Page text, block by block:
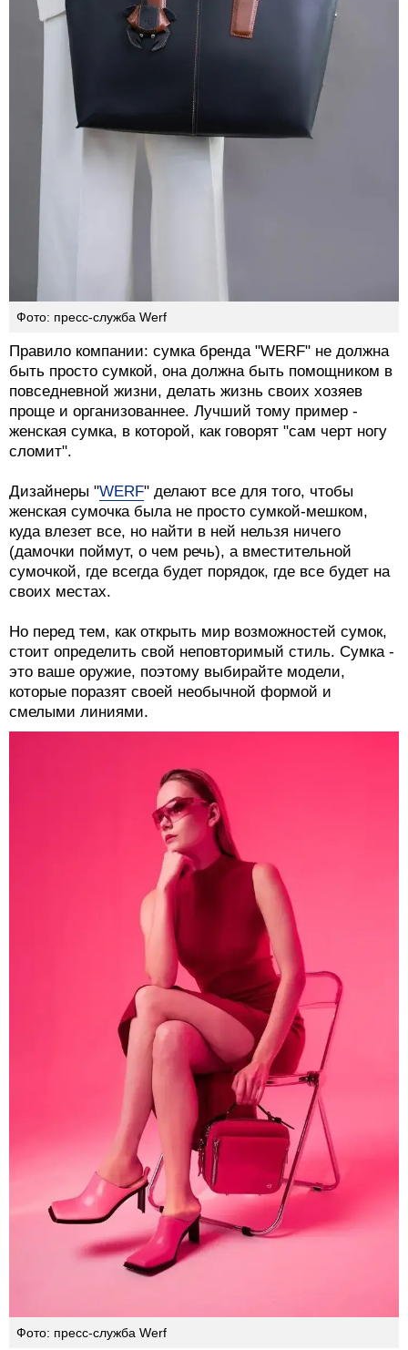
Фото: пресс-служба Werf
Правило компании: сумка бренда "WERF" не должна
быть просто сумкой, она должна быть помощником в
повседневной жизни, делать жизнь своих хозяев
проще и организованнее. Лучший тому пример -
женская сумка, в которой, как говорят "сам черт ногу
сломит".
Дизайнеры "WERF" делают все для того, чтобы
женская сумочка была не просто сумкой-мешком,
куда влезет все, но найти в ней нельзя ничего
(дамочки поймут, о чем речь), а вместительной
сумочкой, где всегда будет порядок, где все будет на
своих местах.
Но перед тем, как открыть мир возможностей сумок,
стоит определить свой неповторимый стиль. Сумка -
это ваше оружие, поэтому выбирайте модели,
которые поразят своей необычной формой и
смелыми линиями.
Фото: пресс-служба Werf